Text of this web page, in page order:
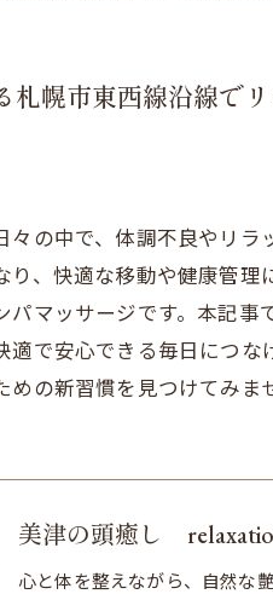
札幌市東西線沿線で
々の中で、体調不良やリ
り、快適な移動や健康管
パマッサージです。本記
適で安心できる毎日につ
の新習慣を見つけてみま
美津の頭癒し
心と体を整えながら、自然な